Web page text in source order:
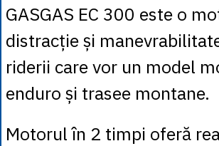
GASGAS EC 300 este o
distracție și
riderii care vor un model
enduro și trasee montane.
Motorul în 2 timpi oferă